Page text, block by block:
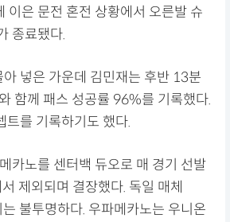
이은 문전 혼전 상황에서 오른발 슈
종료됐다.
넣은 가운데 김민재는 후반 13분
함께 패스 성공률 96%를 기록했다.
트를 기록하기도 했다.
카노를 센터백 듀오로 매 경기 선발
제외되며 결장했다. 독일 매체
불투명하다. 우파메카노는 우니온